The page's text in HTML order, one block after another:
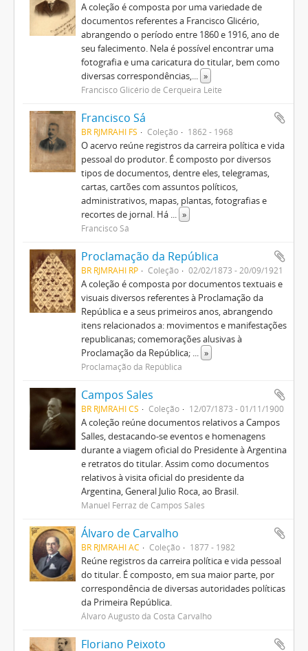
A coleção é composta por uma variedade de
documentos referentes a Francisco Glicério,
abrangendo o período entre 1860 e 1916, ano de
seu falecimento. Nela é possível encontrar uma
fotografia e uma caricatura do titular, bem como
diversas correspondências,... »
Francisco Glicério de Cerqueira Leite
Francisco Sá
BR RJMRAHI FS Coleção 1862 - 1968
O acervo reúne registros da carreira política e vida
pessoal do produtor. É composto por diversos
tipos de documentos, dentre eles, telegramas,
cartas, cartões com assuntos políticos,
administrativos, mapas, plantas, fotografias e
recortes de jornal. Há ... »
Francisco Sá
Proclamação da República
BR RJMRAHI RP Coleção 02/02/1873 - 20/09/1921
A coleção é composta por documentos textuais e
visuais diversos referentes à Proclamação da
República e a seus primeiros anos, abrangendo
itens relacionados a: movimentos e manifestações
republicanas; comemorações alusivas à
Proclamação da República; ... »
Proclamação da República
Campos Sales
BR RJMRAHI CS Coleção 12/07/1873 - 01/11/1900
A coleção reúne documentos relativos a Campos
Salles, destacando-se eventos e homenagens
durante a viagem oficial do Presidente à Argentina
e retratos do titular. Assim como documentos
relativos à visita oficial do presidente da
Argentina, General Julio Roca, ao Brasil.
Manuel Ferraz de Campos Sales
Álvaro de Carvalho
BR RJMRAHI AC Coleção 1877 - 1982
Reúne registros da carreira política e vida pessoal
do titular. É composto, em sua maior parte, por
correspondência de diversas autoridades políticas
da Primeira República.
Álvaro Augusto da Costa Carvalho
Floriano Peixoto